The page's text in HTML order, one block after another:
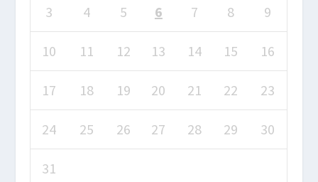
3 4 5 6 7 8 9
10 11 12 13 14 15 16
17 18 19 20 21 22 23
24 25 26 27 28 29 30
31